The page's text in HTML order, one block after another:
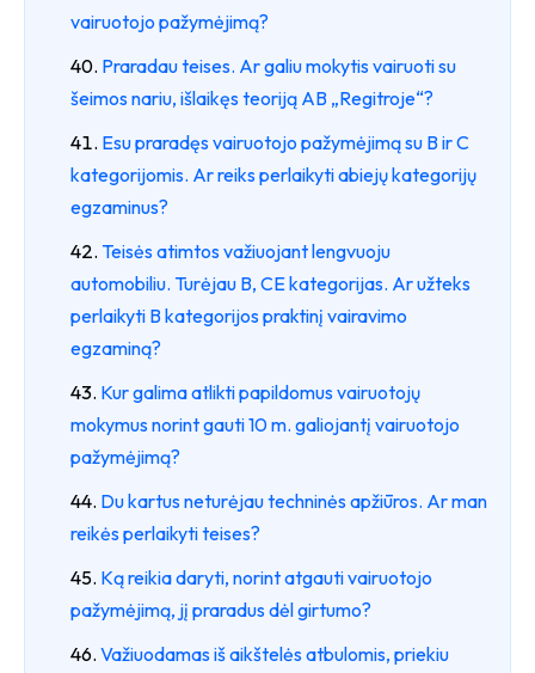
vairuotojo pažymėjimą?
Praradau teises. Ar galiu mokytis vairuoti su
šeimos nariu, išlaikęs teoriją AB „Regitroje“?
Esu praradęs vairuotojo pažymėjimą su B ir C
kategorijomis. Ar reiks perlaikyti abiejų kategorijų
egzaminus?
Teisės atimtos važiuojant lengvuoju
automobiliu. Turėjau B, CE kategorijas. Ar užteks
perlaikyti B kategorijos praktinį vairavimo
egzaminą?
Kur galima atlikti papildomus vairuotojų
mokymus norint gauti 10 m. galiojantį vairuotojo
pažymėjimą?
Du kartus neturėjau techninės apžiūros. Ar man
reikės perlaikyti teises?
Ką reikia daryti, norint atgauti vairuotojo
pažymėjimą, jį praradus dėl girtumo?
Važiuodamas iš aikštelės atbulomis, priekiu